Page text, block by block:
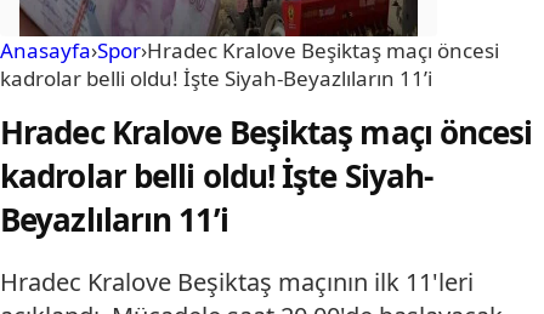
Anasayfa›Spor›Hradec Kralove Beşiktaş maçı öncesi
kadrolar belli oldu! İşte Siyah-Beyazlıların 11’i
Hradec Kralove Beşiktaş maçı öncesi
kadrolar belli oldu! İşte Siyah-
Beyazlıların 11’i
Hradec Kralove Beşiktaş maçının ilk 11'leri